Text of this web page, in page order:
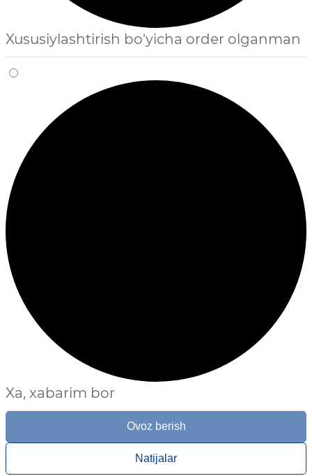
Xususiylashtirish bo'yicha order olganman
Xa, xabarim bor
Ovoz berish
Natijalar